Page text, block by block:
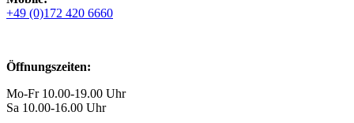
+49 (0)172 420 6660
Öffnungszeiten:
Mo-Fr 10.00-19.00 Uhr
Sa 10.00-16.00 Uhr